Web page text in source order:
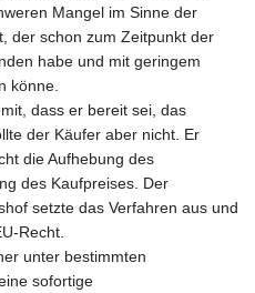
ILS 3.468234
IMP 0.8566
INR 109.992259
IQD 1515.115748
IRR
1590322.371805
ISK 142.598215
JEP 0.8566
JMD 183.583315
JOD 0.819746
JPY 182.445186
KES 148.887592
Mangel im Sinne der
der schon zum Zeitpunkt der
habe und mit geringem
könne.
dass er bereit sei, das
der Käufer aber nicht. Er
die Aufhebung des
des Kaufpreises. Der
setzte das Verfahren aus und
Recht.
unter bestimmten
sofortige